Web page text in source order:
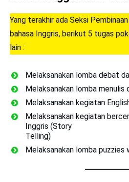
Yang terakhir ada Seksi
bahasa Inggris, berikut 5 tugas
lain :
Melaksanakan lomba debat
Melaksanakan lomba menulis
Melaksanakan kegiatan
Melaksanakan kegiatan
Inggris (Story
Telling)
Melaksanakan lomba